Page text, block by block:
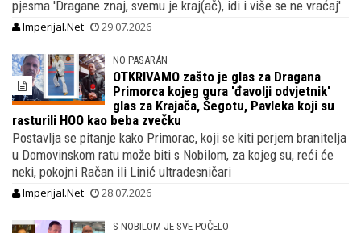
pjesma 'Dragane znaj, svemu je kraj(ač), idi i više se ne vraćaj'
Imperijal.Net 29.07.2026
NO PASARÁN
OTKRIVAMO zašto je glas za Dragana
Primorca kojeg gura 'đavolji odvjetnik'
glas za Krajača, Šegotu, Pavleka koji su
rasturili HOO kao beba zvečku
Postavlja se pitanje kako Primorac, koji se kiti perjem branitelja
u Domovinskom ratu može biti s Nobilom, za kojeg su, reći će
neki, pokojni Račan ili Linić ultradesničari
Imperijal.Net 28.07.2026
S NOBILOM JE SVE POČELO